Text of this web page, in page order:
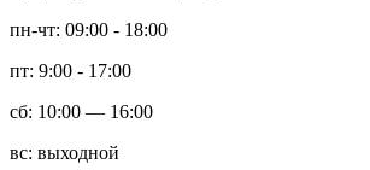
пн-чт: 09:00 - 18:00
пт: 9:00 - 17:00
сб: 10:00 — 16:00
вс: выходной